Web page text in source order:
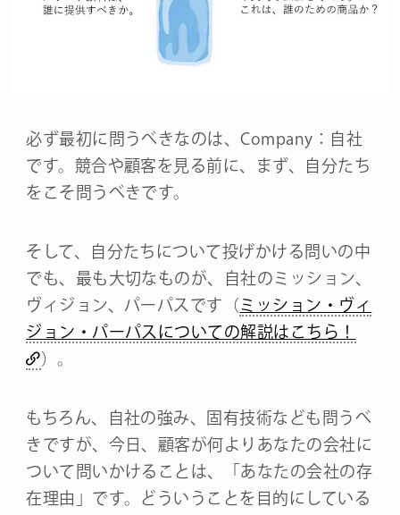
必ず最初に問うべきなのは、Company：自社
です。競合や顧客を見る前に、まず、自分たち
をこそ問うべきです。
そして、自分たちについて投げかける問いの中
でも、最も大切なものが、自社のミッション、
ヴィジョン、パーパスです（ ミッション・ヴィ
ジョン・パーパスについての解説はこちら！
）。
もちろん、自社の強み、固有技術なども問うべ
きですが、今日、顧客が何よりあなたの会社に
ついて問いかけることは、「あなたの会社の存
在理由」です。どういうことを目的にしている